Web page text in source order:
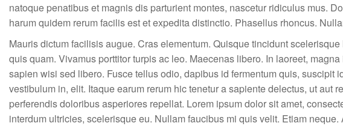
natoque penatibus et magnis dis parturient montes, nascetur ridiculus mus.
harum quidem rerum facilis est et expedita distinctio. Phasellus rhoncus.
Mauris dictum facilisis augue. Cras elementum. Quisque tincidunt
quis quam. Vivamus porttitor turpis ac leo. Maecenas libero. In laoreet,
sapien wisi sed libero. Fusce tellus odio, dapibus id fermentum quis, suscipit
vestibulum in, elit. Itaque earum rerum hic tenetur a sapiente delectus, ut aut
perferendis doloribus asperiores repellat. Lorem ipsum dolor sit amet,
interdum ultricies, scelerisque eu. Nullam faucibus mi quis velit. Etiam